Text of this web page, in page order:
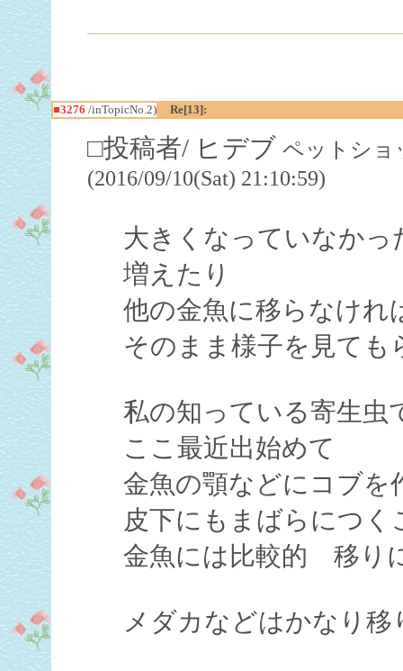
■3276 /inTopicNo.2) Re[13]:
□投稿者/ ヒデブ ペットショ
(2016/09/10(Sat) 21:10:59)
大きくなっていなかっ
増えたり
他の金魚に移らなけれ
そのまま様子を見て
私の知っている寄生虫
ここ最近出始めて
金魚の顎などにコブを
皮下にもまばらにつ
金魚には比較的 移り
メダカなどはかなり